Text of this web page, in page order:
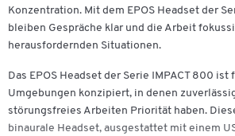
Konzentration. Mit dem EPOS Headset der
bleiben Gespräche klar und die Arbeit
herausfordernden Situationen.
Das EPOS Headset der Serie IMPACT 800
Umgebungen konzipiert, in denen
störungsfreies Arbeiten Priorität haben.
binaurale Headset, ausgestattet mit einem